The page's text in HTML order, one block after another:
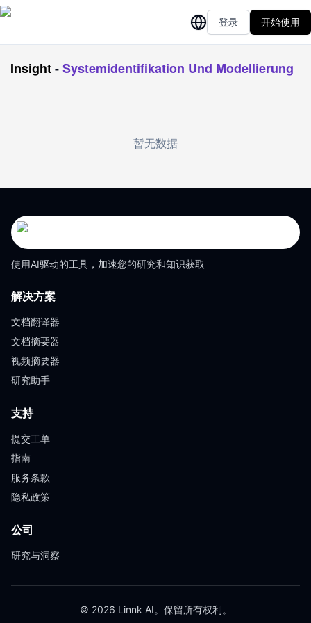
登录 开始使用
Insight-Systemidentifikation Und Modellierung
暂无数据
使用AI驱动的工具，加速您的研究和知识获取
解决方案
文档翻译器
文档摘要器
视频摘要器
研究助手
支持
提交工单
指南
服务条款
隐私政策
公司
研究与洞察
© 2026 Linnk AI。保留所有权利。